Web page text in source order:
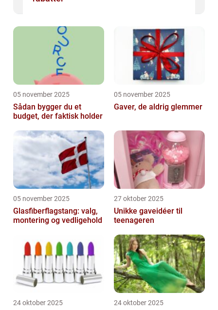
05 november 2025
Sådan bygger du et
budget, der faktisk holder
05 november 2025
Gaver, de aldrig glemmer
05 november 2025
Glasfiberflagstang: valg,
montering og vedligehold
27 oktober 2025
Unikke gaveidéer til
teenageren
24 oktober 2025 24 oktober 2025